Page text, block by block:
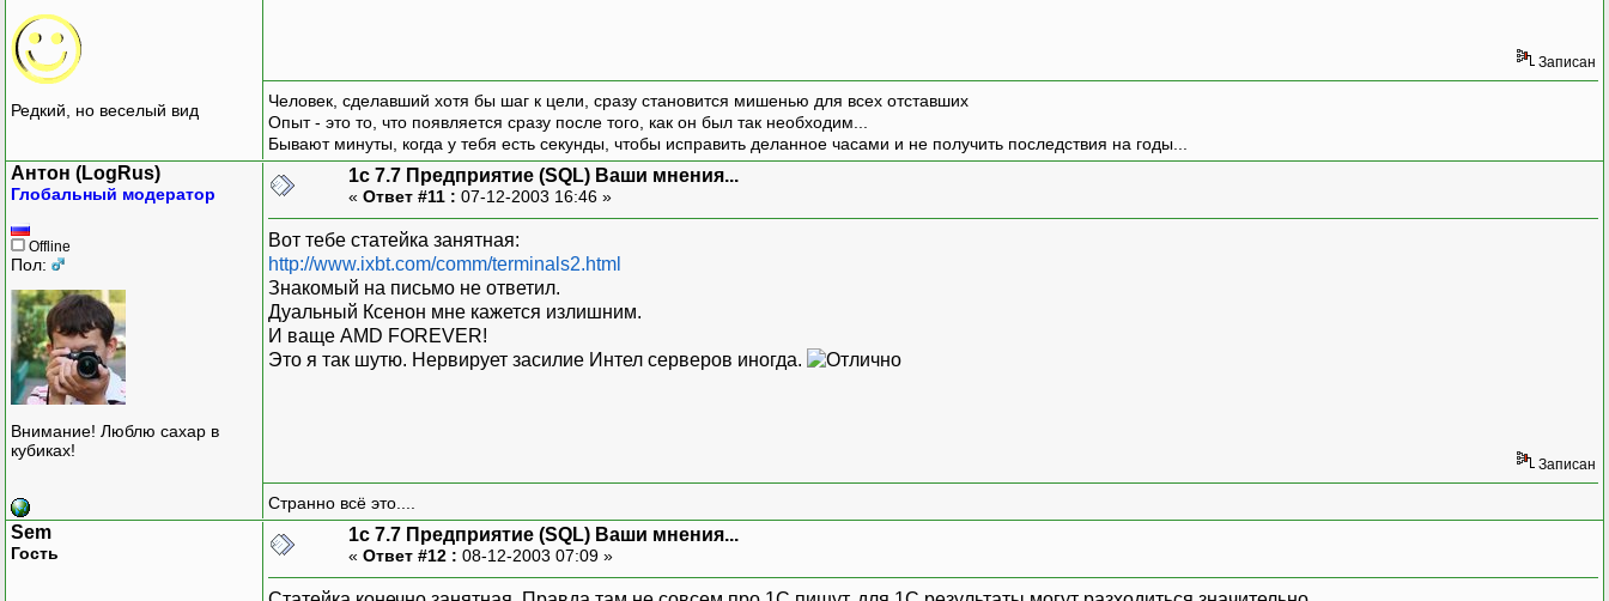
Редкий, но веселый вид
Записан
Человек, сделавший хотя бы шаг к цели, сразу становится мишенью для всех отставших
Опыт - это то, что появляется сразу после того, как он был так необходим...
Бывают минуты, когда у тебя есть секунды, чтобы исправить деланное часами и не получить последствия на годы...
Антон (LogRus)
Глобальный модератор
Offline
Пол:
Внимание! Люблю сахар в
кубиках!
1с 7.7 Предприятие (SQL) Ваши мнения...
« Ответ #11 : 07-12-2003 16:46 »
Вот тебе статейка занятная:
http://www.ixbt.com/comm/terminals2.html
Знакомый на письмо не ответил.
Дуальный Ксенон мне кажется излишним.
И ваще AMD FOREVER!
Это я так шутю. Нервирует засилие Интел серверов иногда.
Записан
Странно всё это....
Sem
Гость
1с 7.7 Предприятие (SQL) Ваши мнения...
« Ответ #12 : 08-12-2003 07:09 »